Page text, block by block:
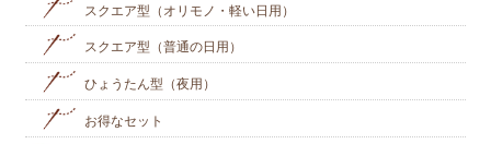
スクエア型（オリモノ・軽い日用）
スクエア型（普通の日用）
ひょうたん型（夜用）
お得なセット